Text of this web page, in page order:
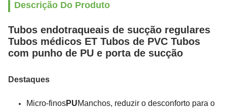
Descrição Do Produto
Tubos endotraqueais de sucção regulares
Tubos médicos ET Tubos de PVC Tubos
com punho de PU e porta de sucção
Destaques
Micro-finosPUManchos, reduzir o desconforto para o